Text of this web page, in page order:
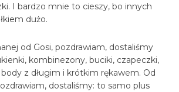
I bardzo mnie to cieszy, bo innych
dużo.
od Gosi, pozdrawiam, dostaliśmy
kombinezony, buciki, czapeczki,
body z długim i krótkim rękawem. Od
dostaliśmy: to samo plus